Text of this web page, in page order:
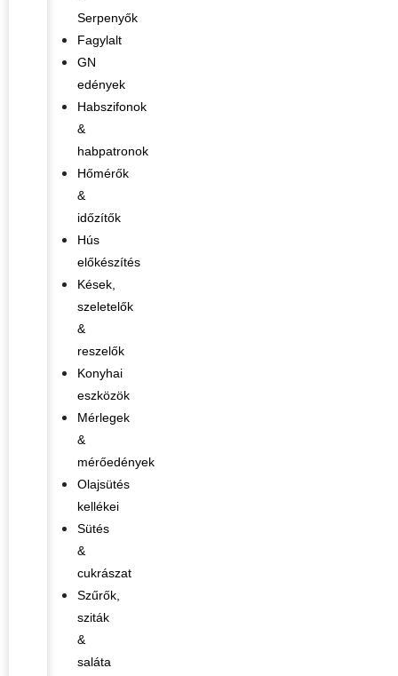
Serpenyők
Fagylalt
GN
edények
Habszifonok
&
habpatronok
Hőmérők
&
időzítők
Hús
előkészítés
Kések,
szeletelők
&
reszelők
Konyhai
eszközök
Mérlegek
&
mérőedények
Olajsütés
kellékei
Sütés
&
cukrászat
Szűrők,
sziták
&
saláta